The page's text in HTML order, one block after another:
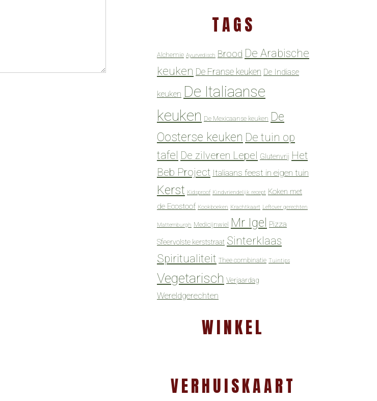
TAGS
Alchemie Ayurvedisch Brood De Arabische
keuken De Franse keuken De Indiase
keuken De Italiaanse
keuken De Mexicaanse keuken De
Oosterse keuken De tuin op
tafel De zilveren Lepel Glutenvrij Het
Beb Project Italiaans feest in eigen tuin
Kerst Kidsproof Kindvriendelijk recept Koken met
de Ecostoof Kookboeken Krachtkaart Leftover gerechten
Mattemburgh Medicijnwiel Mr Igel Pizza
Sfeervolste kerststraat Sinterklaas
Spiritualiteit Thee combinatie Tuintips
Vegetarisch Verjaardag
Wereldgerechten
WINKEL
VERHUISKAART